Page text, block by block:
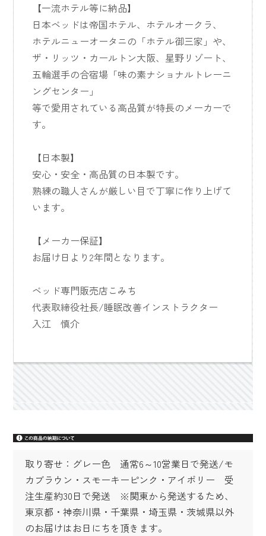
【一流ホテル等に納品】
日本ベッドは帝国ホテル、ホテルオークラ、
ホテルニューオータニの「ホテル御三家」や、
ザ・リッツ・カールトン大阪、星野リゾート、
五輪選手の合宿場「味の素ナショナルトレーニ
ングセンター」
等で愛用されている高品質が特長のメーカーで
す。
【日本製】
安心・安全・高品質の日本製です。
熟練の職人さんが厳しい目で丁寧に作り上げて
います。
【メーカー保証】
お届け日より2年間となります。
ベッド専門販売店こみち
代表取締役社長/睡眠改善インストラクター
入江 慎介
取り寄せ：グレー色 通常6～10営業日で発送/モ
カブラウン・スモーキーピンク・アイボリー 受
注生産約30日で発送 ※関東から発送するため、
東京都・神奈川県・千葉県・埼玉県・茨城県以外
のお届けはお日にちを頂きます。